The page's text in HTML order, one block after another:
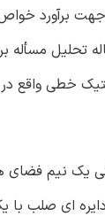
برآورد
تحلیل مسأله
خطی واقع
یک نیم فضای
ای صلب